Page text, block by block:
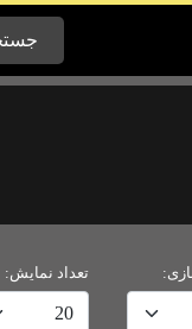
تعداد نمایش: